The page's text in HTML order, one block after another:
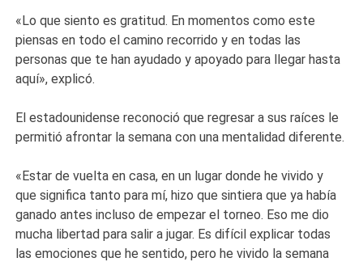
«Lo que siento es gratitud. En momentos como este
piensas en todo el camino recorrido y en todas las
personas que te han ayudado y apoyado para llegar hasta
aquí», explicó.
El estadounidense reconoció que regresar a sus raíces le
permitió afrontar la semana con una mentalidad diferente.
«Estar de vuelta en casa, en un lugar donde he vivido y
que significa tanto para mí, hizo que sintiera que ya había
ganado antes incluso de empezar el torneo. Eso me dio
mucha libertad para salir a jugar. Es difícil explicar todas
las emociones que he sentido, pero he vivido la semana